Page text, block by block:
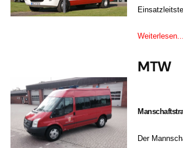
Weiterlesen...
MTW
Der